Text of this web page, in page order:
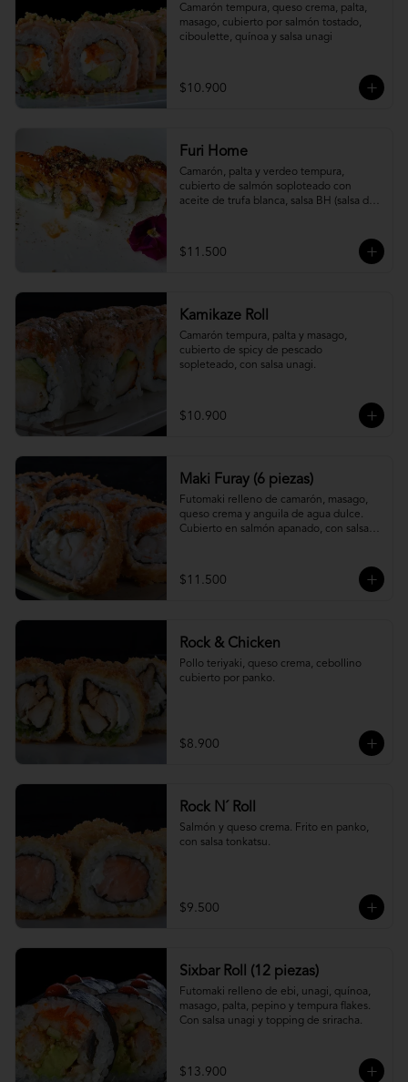
Camarón tempura, queso crema, palta,
masago, cubierto por salmón tostado,
ciboulette, quínoa y salsa unagi
$10.900
Furi Home
Camarón, palta y verdeo tempura,
cubierto de salmón soploteado con
aceite de trufa blanca, salsa BH (salsa de
$11.500
Kamikaze Roll
Camarón tempura, palta y masago,
cubierto de spicy de pescado
sopleteado, con salsa unagi.
$10.900
Maki Furay (6 piezas)
Futomaki relleno de camarón, masago,
queso crema y anguila de agua dulce.
Cubierto en salmón apanado, con salsa
$11.500
Rock & Chicken
Pollo teriyaki, queso crema, cebollino
cubierto por panko.
$8.900
Rock N´ Roll
Salmón y queso crema. Frito en panko,
con salsa tonkatsu.
$9.500
Sixbar Roll (12 piezas)
Futomaki relleno de ebi, unagi, quínoa,
masago, palta, pepino y tempura flakes.
Con salsa unagi y topping de sriracha.
$13.900